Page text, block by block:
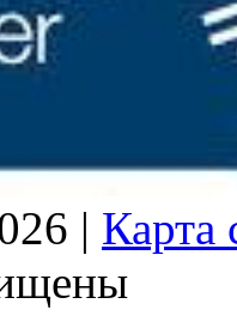
| Карта